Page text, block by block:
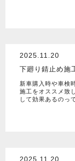
2025.11.20
下廻り錆止め施
新車購入時や車検
施工をオススメ致
して効果あるのっ
2025.11.20